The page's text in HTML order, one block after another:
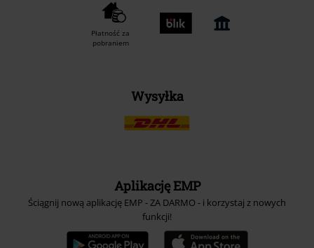
Płatność za
pobraniem
Wysyłka
Aplikację EMP
Ściągnij nową aplikację EMP - ZA DARMO - i korzystaj z nowych
funkcji!